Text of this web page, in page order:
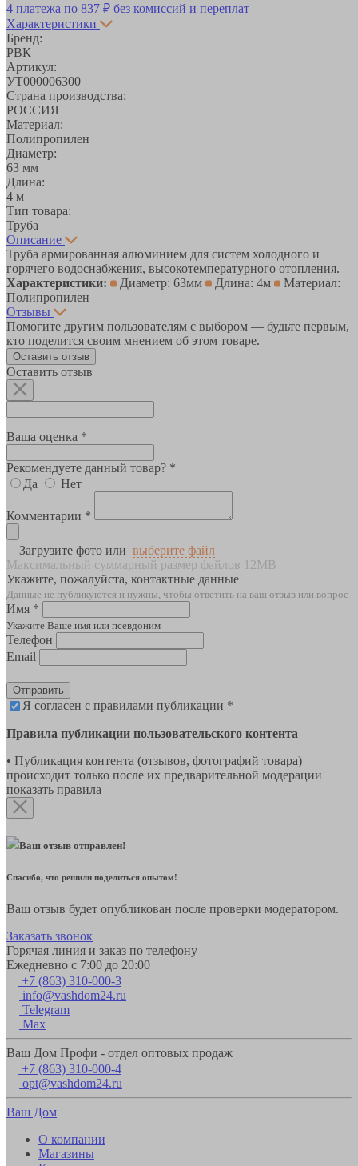
4 платежа по 837 ₽ без комиссий и переплат
Характеристики
Бренд:
РВК
Артикул:
УТ000006300
Страна производства:
РОССИЯ
Материал:
Полипропилен
Диаметр:
63 мм
Длина:
4 м
Тип товара:
Труба
Описание
Труба армированная алюминием для систем холодного и
горячего водоснабжения, высокотемпературного отопления.
Характеристики:
Диаметр: 63мм Длина: 4м
Материал:
Полипропилен
Отзывы
Помогите другим пользователям с выбором — будьте первым,
кто поделится своим мнением об этом товаре.
Оставить отзыв
Оставить отзыв
Ваша оценка *
Рекомендуете данный товар? *
Да
Нет
Комментарии *
Загрузите фото или выберите файл
Максимальный суммарный размер файлов 12MB
Укажите, пожалуйста, контактные данные
Данные не публикуются и нужны, чтобы ответить на ваш отзыв или вопрос
Имя *
Укажите Ваше имя или псевдоним
Телефон
Email
Отправить
Я согласен с правилами публикации *
Правила публикации пользовательского контента
• Публикация контента (отзывов, фотографий товара)
происходит только после их предварительной модерации
показать правила
Ваш отзыв отправлен!
Спасибо, что решили поделиться опытом!
Ваш отзыв будет опубликован после проверки модератором.
Заказать звонок
Горячая линия и заказ по телефону
Ежедневно с 7:00 до 20:00
+7 (863) 310-000-3
info@vashdom24.ru
Telegram
Max
Ваш Дом Профи - отдел оптовых продаж
+7 (863) 310-000-4
opt@vashdom24.ru
Ваш Дом
О компании
Магазины